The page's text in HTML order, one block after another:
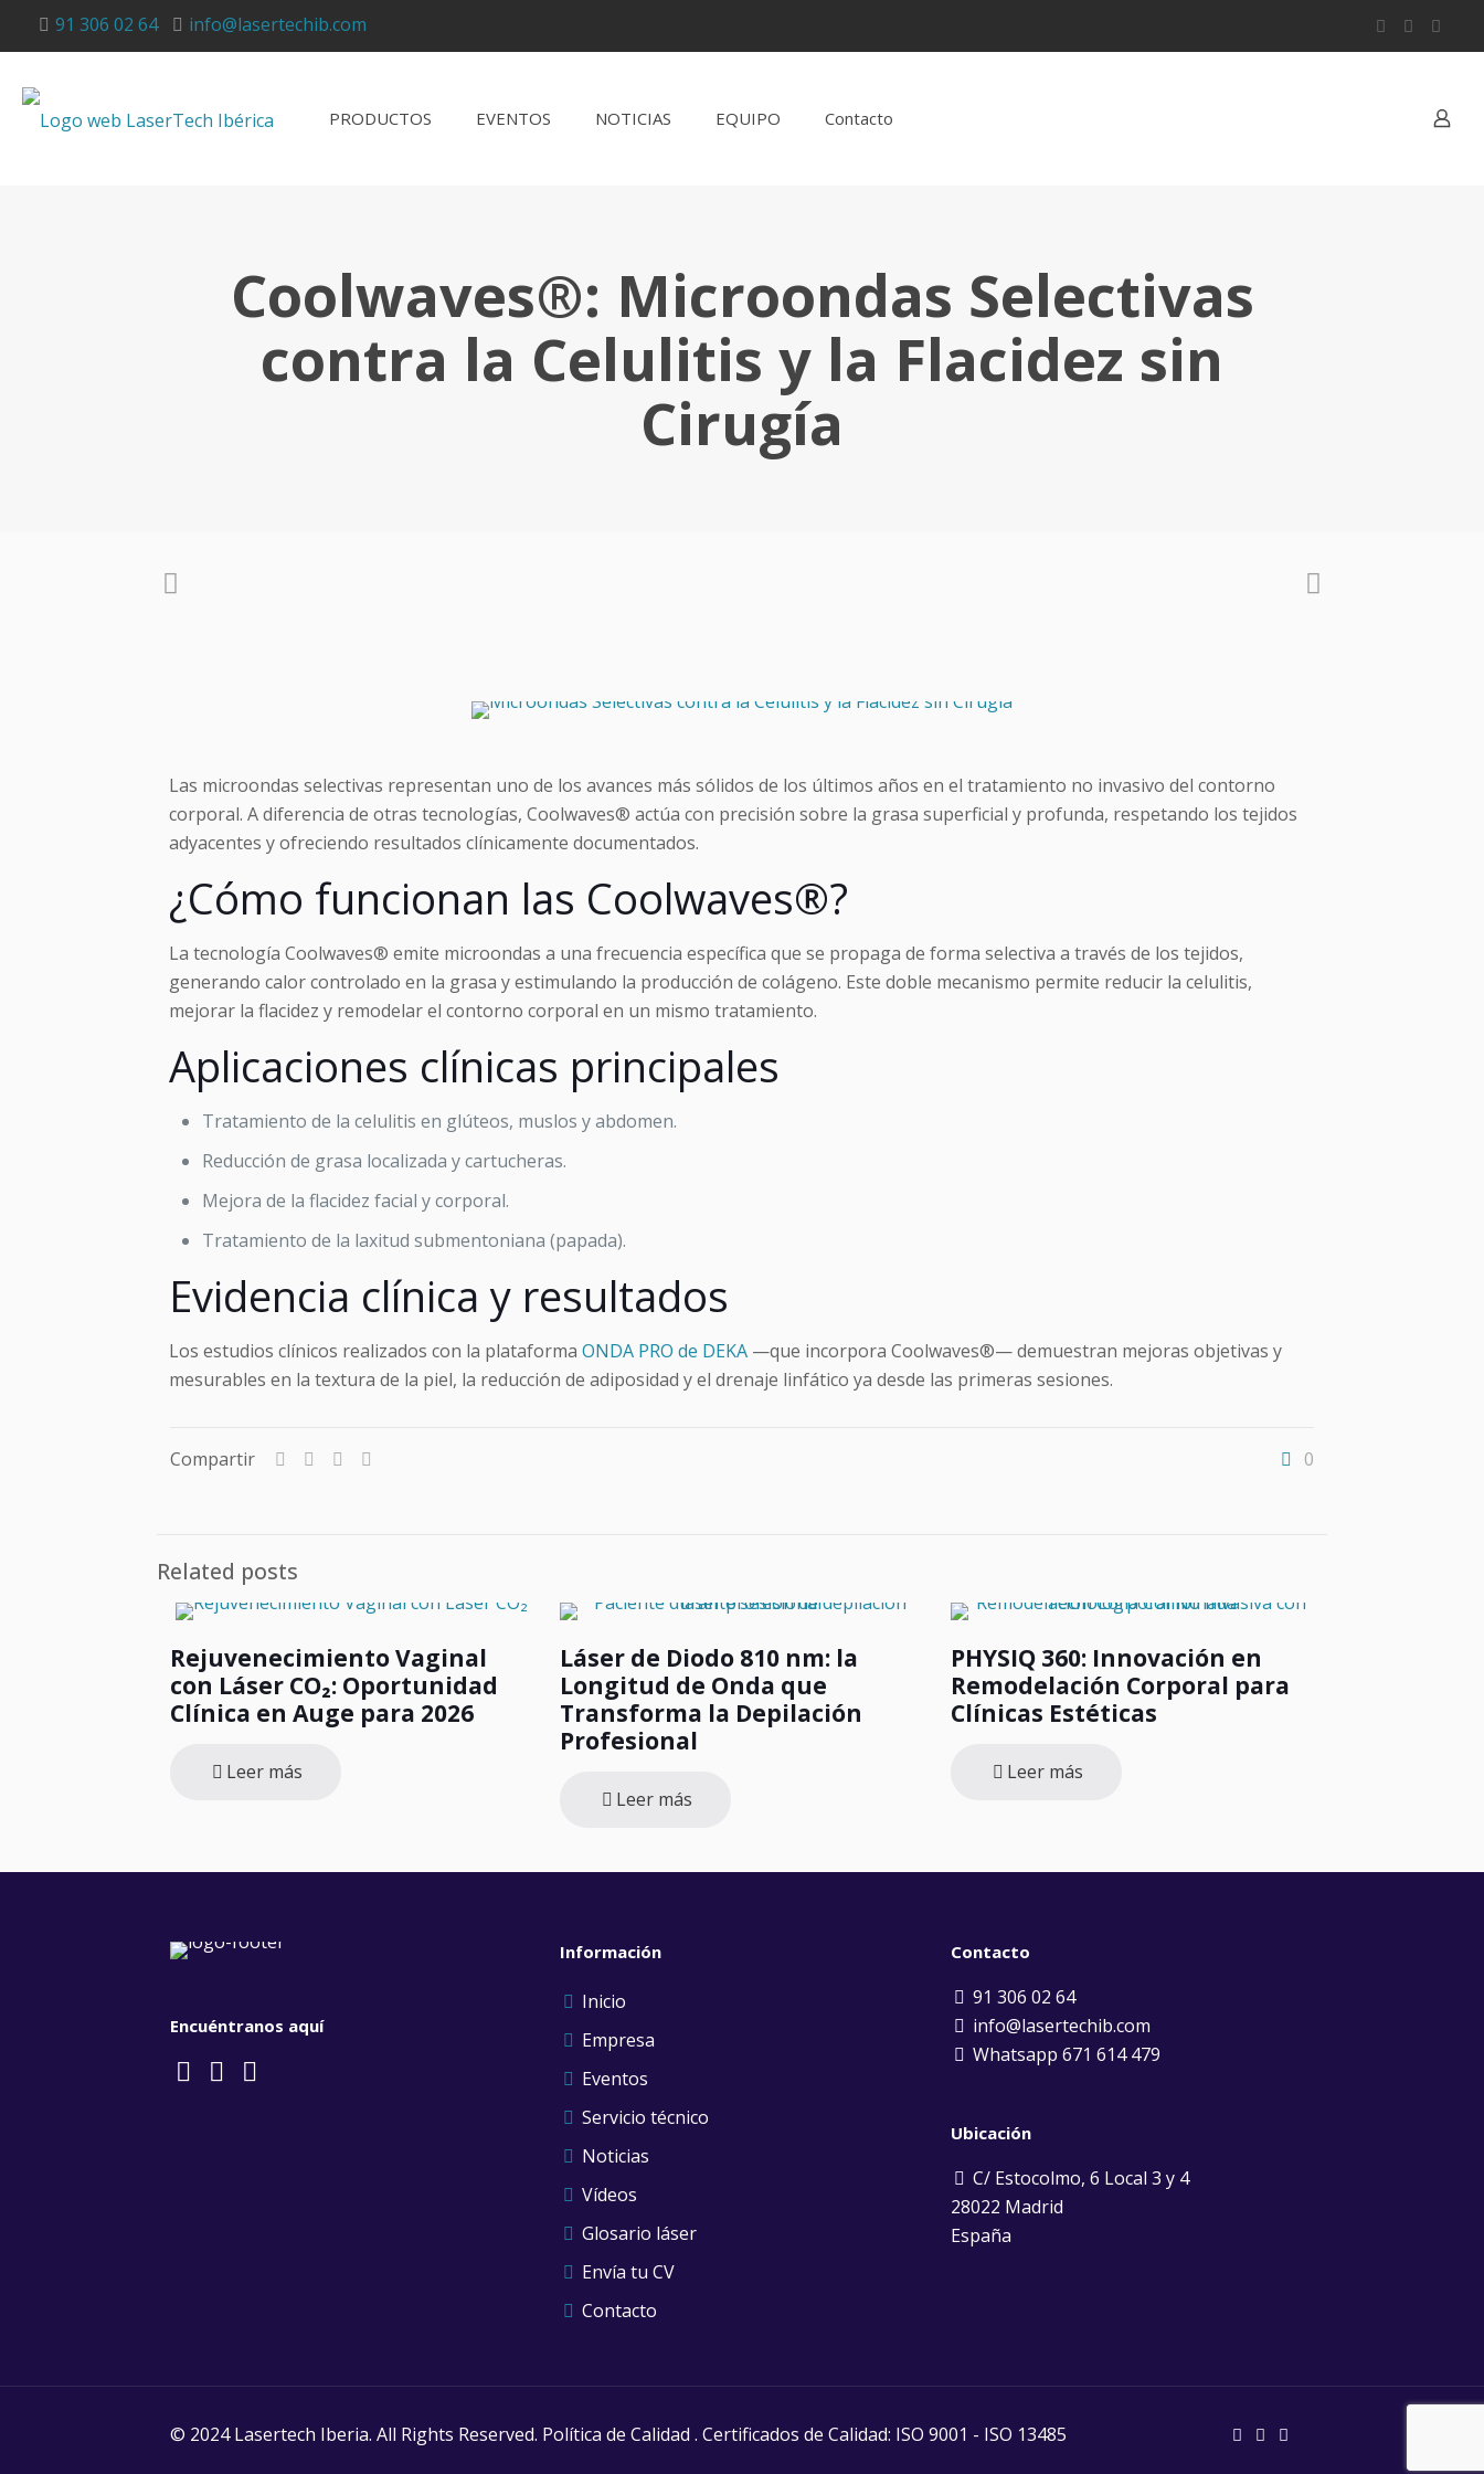
91 306 02 64 info@lasertechib.com
PRODUCTOS EVENTOS NOTICIAS EQUIPO Contacto
Coolwaves®: Microondas Selectivas
contra la Celulitis y la Flacidez sin
Cirugía
Las microondas selectivas representan uno de los avances más sólidos de los últimos años en el tratamiento no invasivo del contorno
corporal. A diferencia de otras tecnologías, Coolwaves® actúa con precisión sobre la grasa superficial y profunda, respetando los tejidos
adyacentes y ofreciendo resultados clínicamente documentados.
¿Cómo funcionan las Coolwaves®?
La tecnología Coolwaves® emite microondas a una frecuencia específica que se propaga de forma selectiva a través de los tejidos,
generando calor controlado en la grasa y estimulando la producción de colágeno. Este doble mecanismo permite reducir la celulitis,
mejorar la flacidez y remodelar el contorno corporal en un mismo tratamiento.
Aplicaciones clínicas principales
Tratamiento de la celulitis en glúteos, muslos y abdomen.
Reducción de grasa localizada y cartucheras.
Mejora de la flacidez facial y corporal.
Tratamiento de la laxitud submentoniana (papada).
Evidencia clínica y resultados
Los estudios clínicos realizados con la plataforma ONDA PRO de DEKA—que incorpora Coolwaves®— demuestran mejoras objetivas y
mesurables en la textura de la piel, la reducción de adiposidad y el drenaje linfático ya desde las primeras sesiones.
Compartir 0
Related posts
Rejuvenecimiento Vaginal
con Láser CO₂: Oportunidad
Clínica en Auge para 2026
Leer más
Láser de Diodo 810 nm: la
Longitud de Onda que
Transforma la Depilación
Profesional
Leer más
PHYSIQ 360: Innovación en
Remodelación Corporal para
Clínicas Estéticas
Leer más
Encuéntranos aquí
Información
Inicio
Empresa
Eventos
Servicio técnico
Noticias
Vídeos
Glosario láser
Envía tu CV
Contacto
Contacto
91 306 02 64
info@lasertechib.com
Whatsapp 671 614 479
Ubicación
C/ Estocolmo, 6 Local 3 y 4
28022 Madrid
España
© 2024 Lasertech Iberia. All Rights Reserved. Política de Calidad . Certificados de Calidad: ISO 9001 - ISO 13485